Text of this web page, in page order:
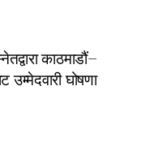
काठमाडौं–
उम्मेदवारी घोषणा